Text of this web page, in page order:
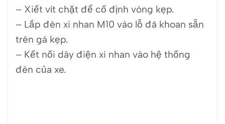
– Xiết vít chặt để cố định vòng kẹp.
– Lắp đèn xi nhan M10 vào lỗ đã khoan sẵn
trên gá kẹp.
– Kết nối dây điện xi nhan vào hệ thống
đèn của xe.